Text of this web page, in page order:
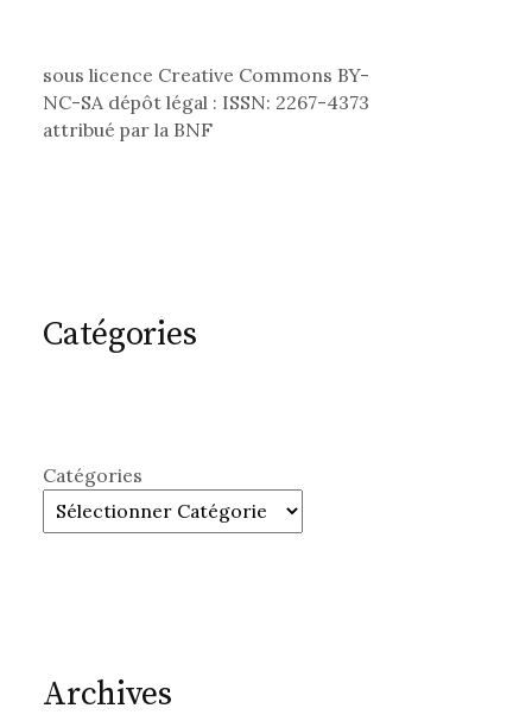
sous licence Creative Commons BY-
NC-SA dépôt légal : ISSN: 2267-4373
attribué par la BNF
Catégories
Catégories
Archives